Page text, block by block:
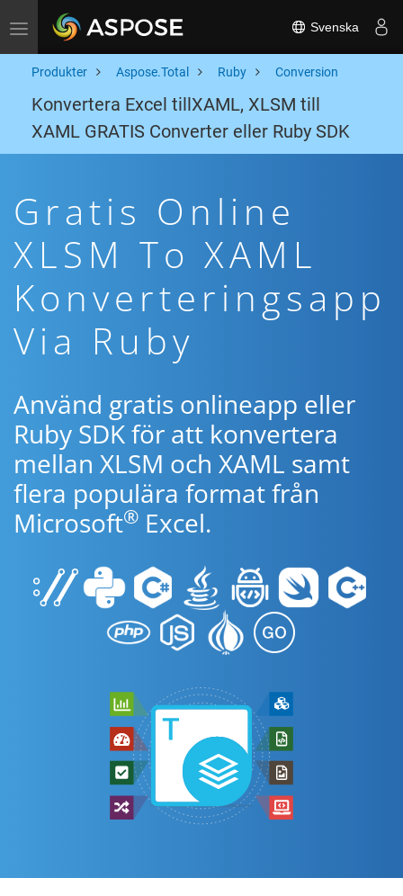
Toggle navigation Svenska
Produkter Aspose.Total Ruby Conversion
Konvertera Excel tillXAML, XLSM till
XAML GRATIS Converter eller Ruby SDK
Gratis Online
XLSM To XAML
Konverteringsapp
Via Ruby
Använd gratis onlineapp eller
Ruby SDK för att konvertera
mellan XLSM och XAML samt
flera populära format från
Microsoft® Excel.